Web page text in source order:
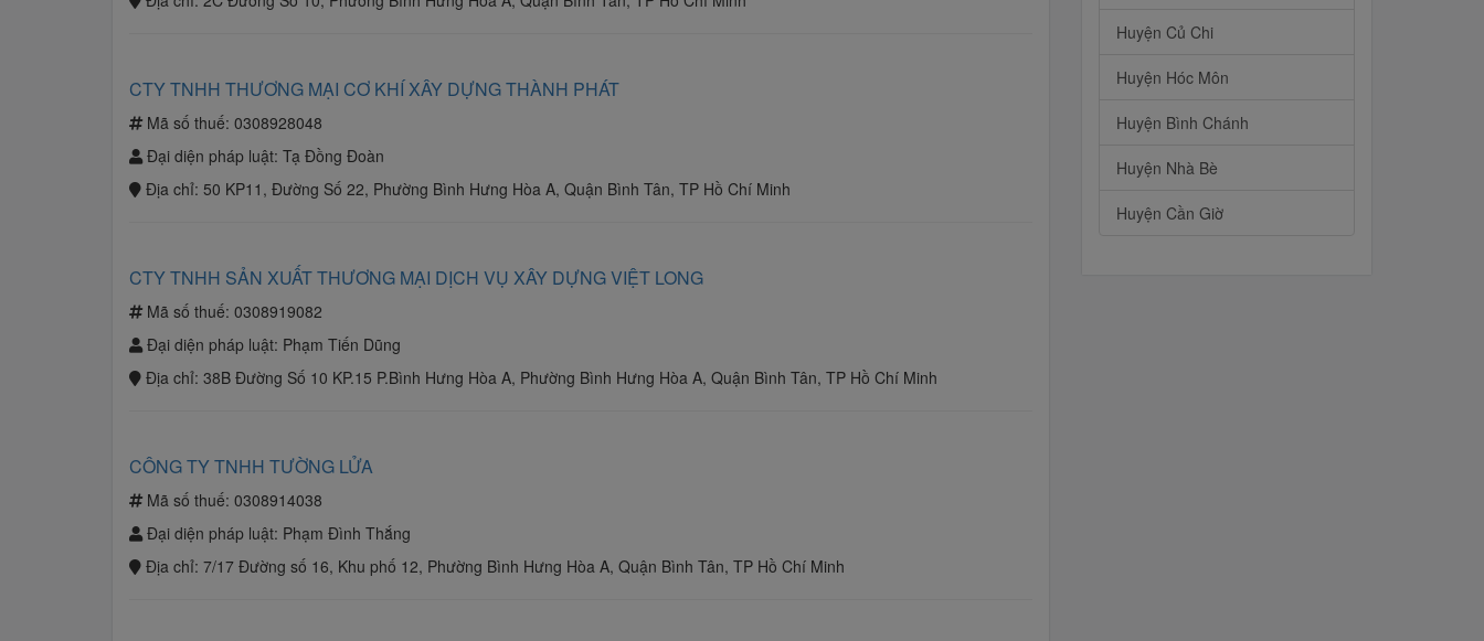
CTY TNHH THƯƠNG MẠI CƠ KHÍ XÂY DỰNG THÀNH PHÁT
Mã số thuế: 0308928048
Đại diện pháp luật: Tạ Đồng Đoàn
Địa chỉ: 50 KP11, Đường Số 22, Phường Bình Hưng Hòa A, Quận Bình Tân, TP Hồ Chí Minh
CTY TNHH SẢN XUẤT THƯƠNG MẠI DỊCH VỤ XÂY DỰNG VIỆT LONG
Mã số thuế: 0308919082
Đại diện pháp luật: Phạm Tiến Dũng
Địa chỉ: 38B Đường Số 10 KP.15 P.Bình Hưng Hòa A, Phường Bình Hưng Hòa A, Quận Bình Tân, TP Hồ Chí Minh
CÔNG TY TNHH TƯỜNG LỬA
Mã số thuế: 0308914038
Đại diện pháp luật: Phạm Đình Thắng
Địa chỉ: 7/17 Đường số 16, Khu phố 12, Phường Bình Hưng Hòa A, Quận Bình Tân, TP Hồ Chí Minh
Huyện Củ Chi
Huyện Hóc Môn
Huyện Bình Chánh
Huyện Nhà Bè
Huyện Cần Giờ